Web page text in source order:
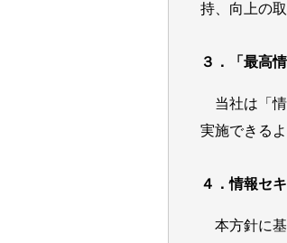
持、向上の
３．「最高
当社は「
実施できる
４．情報セ
本方針に